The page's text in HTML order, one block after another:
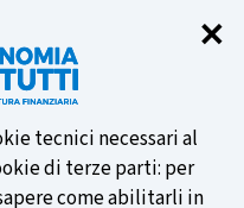
✕
tecnici necessari al
di terze parti: per
come abilitarli in
della BCE
e vota la tua